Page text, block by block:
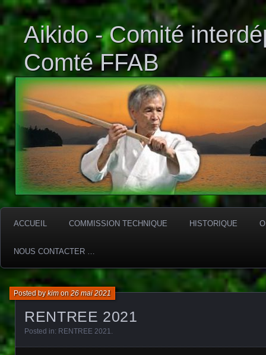
Aikido - Comité
Comté FFAB
ACCUEIL COMMISSION TECHNIQUE HISTORIQUE
NOUS CONTACTER …
RENTREE 2021
Posted bykimon26 mai 2021
Posted in: RENTREE 2021.